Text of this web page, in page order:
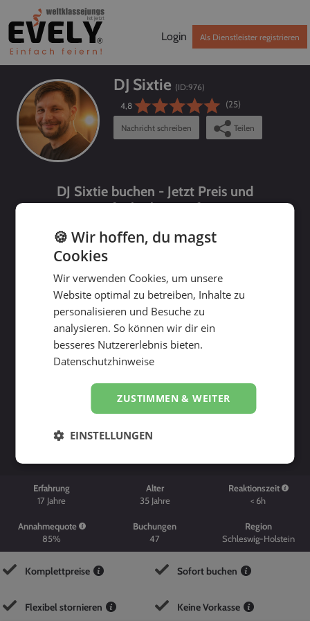
Login Als Dienstleister registrieren
DJ Sixtie (ID:976)
4,8
(25)
Nachricht schreiben Teilen
DJ Sixtie buchen - Jetzt Preis und
Verfügbarkeit prüfen!
bis
Erfahrung
17 Jahre
Alter
35 Jahre
Reaktionszeit
< 6h
Annahmequote
85%
Buchungen
47
Region
Schleswig-Holstein
Komplettpreise Sofort buchen
Flexibel stornieren Keine Vorkasse
🍪 Wir hoffen, du magst
Cookies
Wir verwenden Cookies, um unsere
Website optimal zu betreiben, Inhalte zu
personalisieren und Besuche zu
analysieren. So können wir dir ein
besseres Nutzererlebnis bieten.
Datenschutzhinweise
ZUSTIMMEN & WEITER
EINSTELLUNGEN